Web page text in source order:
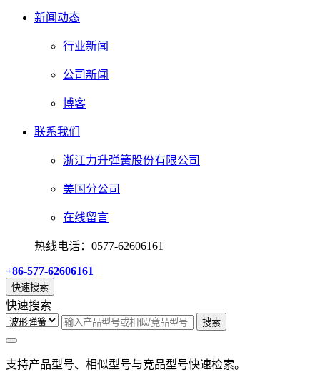
新闻动态
行业新闻
公司新闻
博客
联系我们
浙江力升弹簧股份有限公司
美国分公司
在线留言
热线电话：0577-62606161
+86-577-62606161
快速搜索
快速搜索
搜索
支持产品型号、相似型号与竞品型号快速检索。